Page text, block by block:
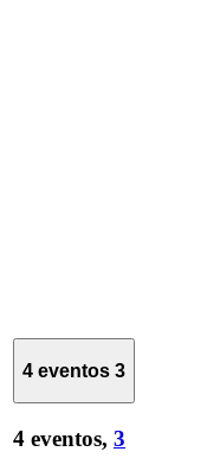
4 eventos 3
4 eventos, 3